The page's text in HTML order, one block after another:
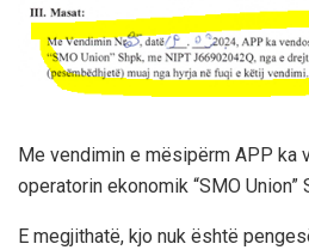
Me vendimin e mësipërm APP ka
operatorin ekonomik “SMO Union”
E megjithatë, kjo nuk është